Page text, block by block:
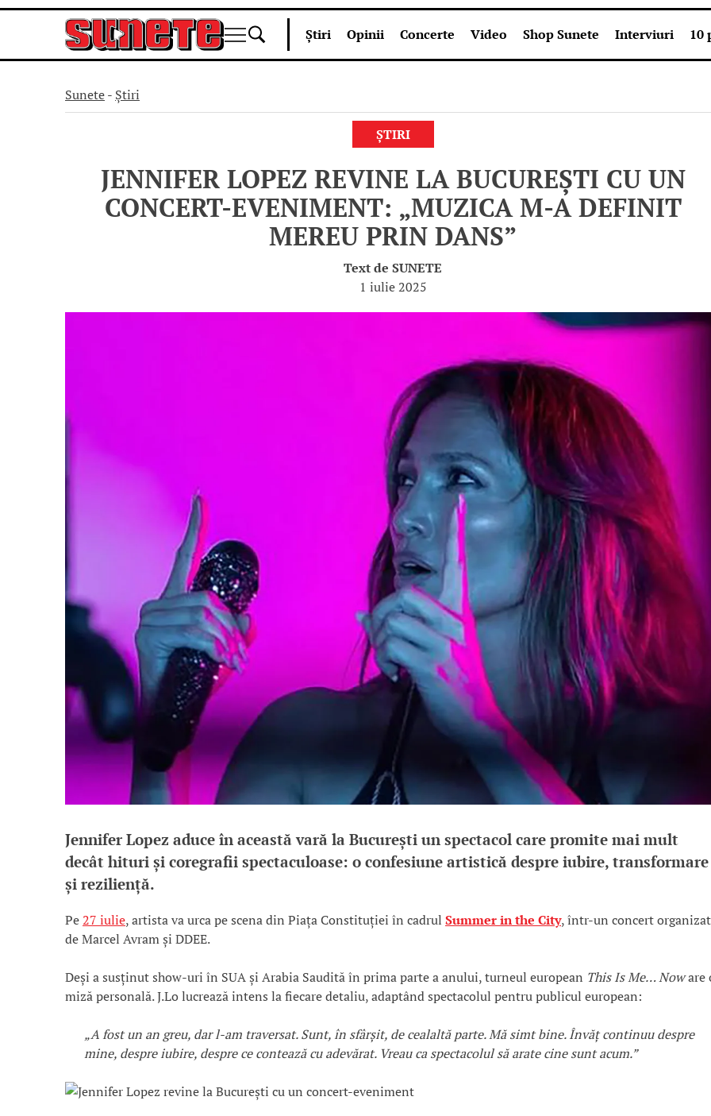
content
Știri Opinii Concerte Video Shop Sunete Interviuri 10
Sunete- Știri
ȘTIRI
JENNIFER LOPEZ REVINE LA BUCUREȘTI CU UN
CONCERT-EVENIMENT: „MUZICA M-A DEFINIT
MEREU PRIN DANS”
Text de SUNETE
1 iulie 2025
Jennifer Lopez aduce în această vară la București un spectacol care promite mai mult
decât hituri și coregrafii spectaculoase: o confesiune artistică despre iubire, transformare
și reziliență.
Pe27 iulie, artista va urca pe scena din Piața Constituției în cadrul Summer in the City, într-un concert organizat
de Marcel Avram și DDEE.
Deși a susținut show-uri în SUA și Arabia Saudită în prima parte a anului, turneul european This Is Me… Noware
miză personală. J.Lo lucrează intens la fiecare detaliu, adaptând spectacolul pentru publicul european:
„A fost un an greu, dar l-am traversat. Sunt, în sfârșit, de cealaltă parte. Mă simt bine. Învăț continuu despre
mine, despre iubire, despre ce contează cu adevărat. Vreau ca spectacolul să arate cine sunt acum.”